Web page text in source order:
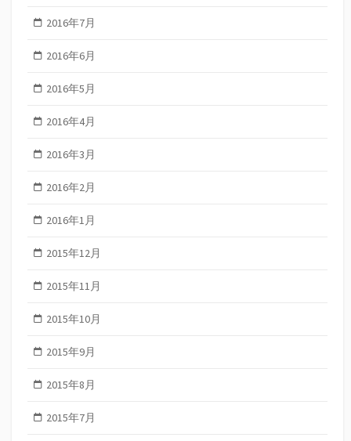
2016年7月
2016年6月
2016年5月
2016年4月
2016年3月
2016年2月
2016年1月
2015年12月
2015年11月
2015年10月
2015年9月
2015年8月
2015年7月